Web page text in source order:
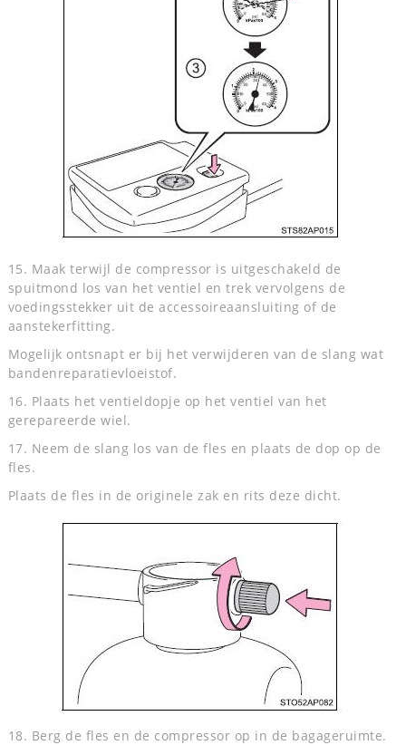
15. Maak terwijl de compressor is uitgeschakeld de
spuitmond los van het ventiel en trek vervolgens de
voedingsstekker uit de accessoireaansluiting of de
aanstekerfitting.
Mogelijk ontsnapt er bij het verwijderen van de slang wat
bandenreparatievloeistof.
16. Plaats het ventieldopje op het ventiel van het
gerepareerde wiel.
17. Neem de slang los van de fles en plaats de dop op de
fles.
Plaats de fles in de originele zak en rits deze dicht.
18. Berg de fles en de compressor op in de bagageruimte.